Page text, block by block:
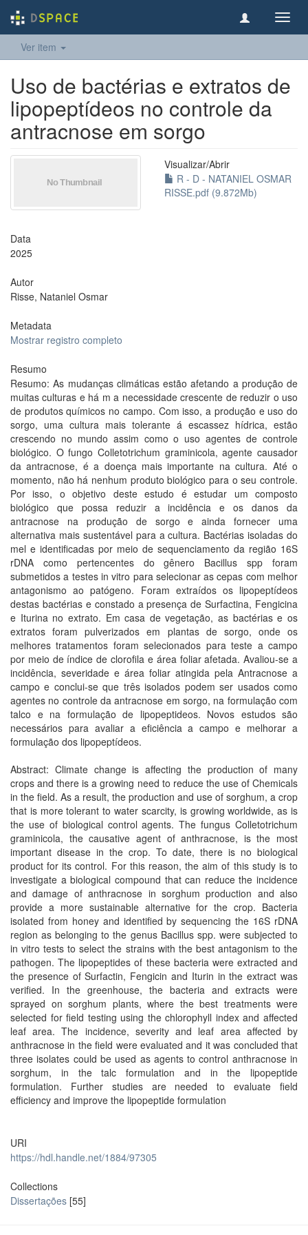
Ver item
Uso de bactérias e extratos de
lipopeptídeos no controle da
antracnose em sorgo
Visualizar/Abrir
R - D - NATANIEL OSMAR
RISSE.pdf (9.872Mb)
Data
2025
Autor
Risse, Nataniel Osmar
Metadata
Mostrar registro completo
Resumo
Resumo: As mudanças climáticas estão afetando a produção de
muitas culturas e há m a necessidade crescente de reduzir o uso
de produtos químicos no campo. Com isso, a produção e uso do
sorgo, uma cultura mais tolerante á escassez hídrica, estão
crescendo no mundo assim como o uso agentes de controle
biológico. O fungo Colletotrichum graminicola, agente causador
da antracnose, é a doença mais importante na cultura. Até o
momento, não há nenhum produto biológico para o seu controle.
Por isso, o objetivo deste estudo é estudar um composto
biológico que possa reduzir a incidência e os danos da
antracnose na produção de sorgo e ainda fornecer uma
alternativa mais sustentável para a cultura. Bactérias isoladas do
mel e identificadas por meio de sequenciamento da região 16S
rDNA como pertencentes do gênero Bacillus spp foram
submetidos a testes in vitro para selecionar as cepas com melhor
antagonismo ao patógeno. Foram extraídos os lipopeptídeos
destas bactérias e constado a presença de Surfactina, Fengicina
e Iturina no extrato. Em casa de vegetação, as bactérias e os
extratos foram pulverizados em plantas de sorgo, onde os
melhores tratamentos foram selecionados para teste a campo
por meio de índice de clorofila e área foliar afetada. Avaliou-se a
incidência, severidade e área foliar atingida pela Antracnose a
campo e conclui-se que três isolados podem ser usados como
agentes no controle da antracnose em sorgo, na formulação com
talco e na formulação de lipopeptideos. Novos estudos são
necessários para avaliar a eficiência a campo e melhorar a
formulação dos lipopeptídeos.
Abstract: Climate change is affecting the production of many
crops and there is a growing need to reduce the use of Chemicals
in the field. As a result, the production and use of sorghum, a crop
that is more tolerant to water scarcity, is growing worldwide, as is
the use of biological control agents. The fungus Colletotrichum
graminicola, the causative agent of anthracnose, is the most
important disease in the crop. To date, there is no biological
product for its control. For this reason, the aim of this study is to
investigate a biological compound that can reduce the incidence
and damage of anthracnose in sorghum production and also
provide a more sustainable alternative for the crop. Bacteria
isolated from honey and identified by sequencing the 16S rDNA
region as belonging to the genus Bacillus spp. were subjected to
in vitro tests to select the strains with the best antagonism to the
pathogen. The lipopeptides of these bacteria were extracted and
the presence of Surfactin, Fengicin and Iturin in the extract was
verified. In the greenhouse, the bacteria and extracts were
sprayed on sorghum plants, where the best treatments were
selected for field testing using the chlorophyll index and affected
leaf area. The incidence, severity and leaf area affected by
anthracnose in the field were evaluated and it was concluded that
three isolates could be used as agents to control anthracnose in
sorghum, in the talc formulation and in the lipopeptide
formulation. Further studies are needed to evaluate field
efficiency and improve the lipopeptide formulation
URI
https://hdl.handle.net/1884/97305
Collections
Dissertações [55]